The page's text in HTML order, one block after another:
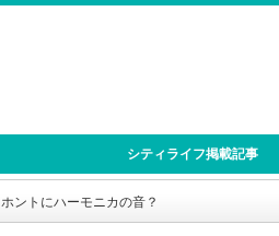
シティライフ掲載記事
ホントにハーモニカの音？